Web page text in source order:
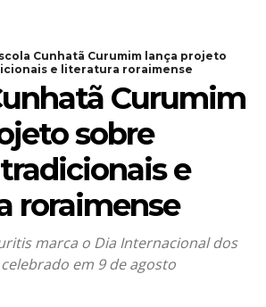
Cunhatã Curumim lança projeto
e literatura roraimense
Curumim
sobre
e
roraimense
marca o Dia Internacional dos
em 9 de agosto